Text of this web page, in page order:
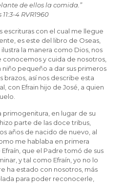
de ellos la comida.”
‭11:3-4‬ ‭RVR1960‬‬
escrituras con el cual me llegue
es este del libro de Oseas,
la manera como Dios, nos
conocemos y cuida de nosotros,
niño pequeño a dar sus primeros
brazos, así nos describe esta
con Efrain hijo de José, a quien
primogenitura, en lugar de su
parte de las doce tribus,
años de nacido de nuevo, al
me hablaba en primera
que el Padre tomó de sus
y tal como Efraín, yo no lo
ha estado con nosotros, más
para poder reconocerle,